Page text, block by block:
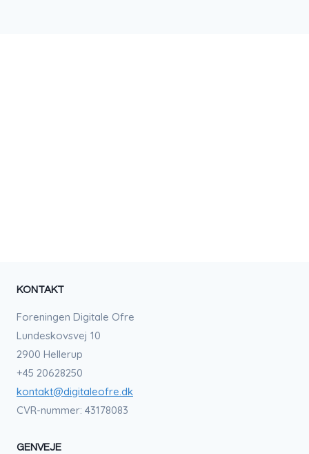
KONTAKT
Foreningen Digitale Ofre
Lundeskovsvej 10
2900 Hellerup
+45 20628250
kontakt@digitaleofre.dk
CVR-nummer: 43178083
GENVEJE